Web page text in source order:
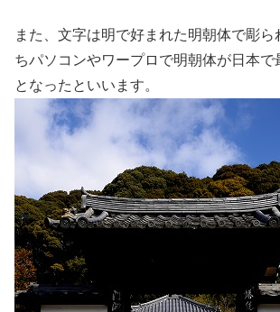
また、文字は明で好まれた明朝体で彫ら
ちパソコンやワープロで明朝体が日本で
となったといいます。